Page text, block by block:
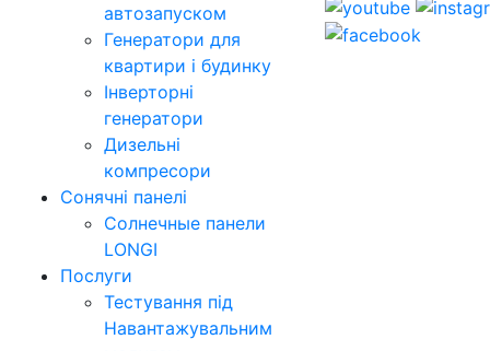
автозапуском
Генератори для
квартири і будинку
Інверторні
генератори
Дизельні
компресори
Сонячні панелі
Солнечные панели
LONGI
Послуги
Тестування під
Навантажувальним